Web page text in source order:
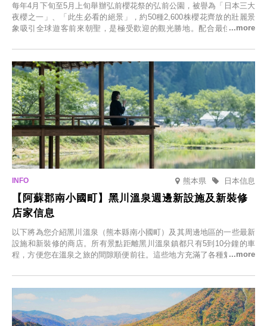
每年4月下旬至5月上旬舉辦弘前櫻花祭的弘前公園，被譽為「日本三大
夜櫻之一」、「此生必看的絕景」，約50種2,600株櫻花齊放的壯麗景
象吸引全球遊客前來朝聖，是極受歡迎的觀光勝地。配合最佳觀雪時
「冬季櫻花燈光秀」。
熊本県 日本信息
【阿蘇郡南小國町】黑川溫泉週邊新設施及新裝修
店家信息
以下將為您介紹黑川溫泉（熊本縣南小國町）及其周邊地區的一些最新
設施和新裝修的商店。所有景點距離黑川溫泉鎮都只有5到10分鐘的車
程，方便您在溫泉之旅的間隙順便前往。這些地方充滿了各種魅力，包
食材的餐廳。讓您體驗黑川溫泉的全新樂趣。